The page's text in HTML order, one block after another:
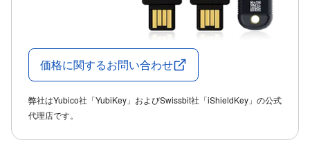
価格に関するお問い合わせ
弊社はYubico社「YubiKey」およびSwissbit社「iShieldKey」の公式
代理店です。